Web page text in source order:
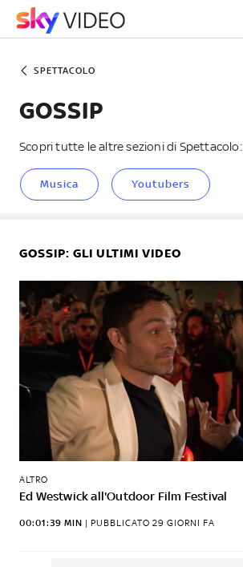
SPETTACOLO
GOSSIP
Scopri tutte le altre sezioni di Spettacolo:
Musica Youtubers
GOSSIP: GLI ULTIMI VIDEO
ALTRO
Ed Westwick all'Outdoor Film Festival
00:01:39 MIN | PUBBLICATO 29 GIORNI FA